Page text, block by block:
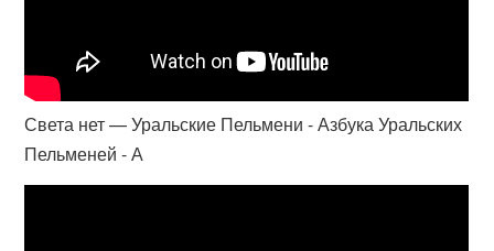
Света нет — Уральские Пельмени - Азбука Уральских
Пельменей - А